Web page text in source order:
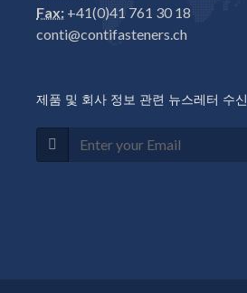
Fax: +41(0)41 761 30 18
conti@contifasteners.ch
제품 및 회사 정보 관련 뉴스레터 수신